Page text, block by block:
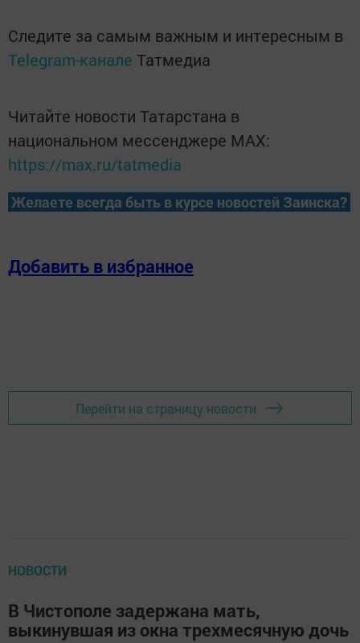
Следите за самым важным и интересным в
Telegram-канале Татмедиа
Читайте новости Татарстана в
национальном мессенджере MАХ:
https://max.ru/tatmedia
Желаете всегда быть в курсе новостей Заинска?
Добавить в избранное
Перейти на страницу новости
НОВОСТИ
В Чистополе задержана мать,
выкинувшая из окна трехмесячную дочь